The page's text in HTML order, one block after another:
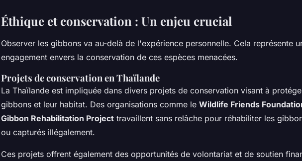
Éthique et conservation : Un enjeu crucial
Observer les gibbons va au-delà de l'expérience personnelle. Cela représente
engagement envers la conservation de ces espèces menacées.
Projets de conservation en Thaïlande
La Thaïlande est impliquée dans divers projets de conservation visant à
gibbons et leur habitat. Des organisations comme le Wildlife Friends
Gibbon Rehabilitation Project travaillent sans relâche pour réhabiliter les
ou capturés illégalement.
Ces projets offrent également des opportunités de volontariat et de soutien